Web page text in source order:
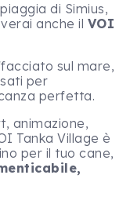
di Simius,
anche il VOI
sul mare,
per
perfetta.
animazione,
Tanka Village è
per il tuo cane,